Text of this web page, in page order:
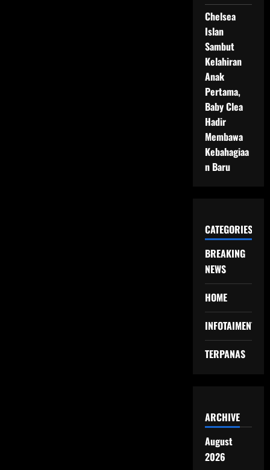
Chelsea
Islan
Sambut
Kelahiran
Anak
Pertama,
Baby Clea
Hadir
Membawa
Kebahagiaa
n Baru
CATEGORIES
BREAKING
NEWS
HOME
INFOTAIMENT
TERPANAS
ARCHIVE
August
2026